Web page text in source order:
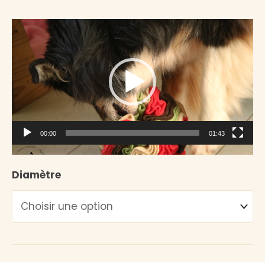
Lecteur
vidéo
00:00 01:43
Diamètre